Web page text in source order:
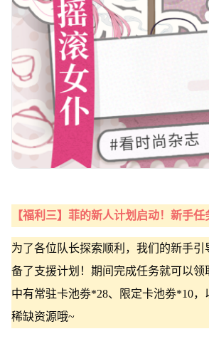
【福利三】菲的新人计划启动！新手任
为了各位队长探索顺利，我们的新手引
备了支援计划！期间完成任务就可以领
中有常驻卡池劵*28、限定卡池劵*10，
稀缺资源哦~